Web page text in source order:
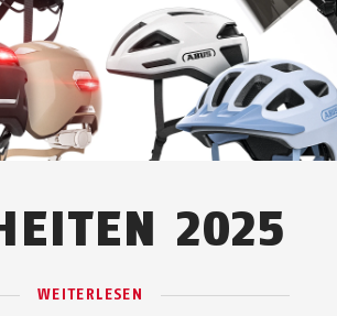
2025
WEITERLESEN